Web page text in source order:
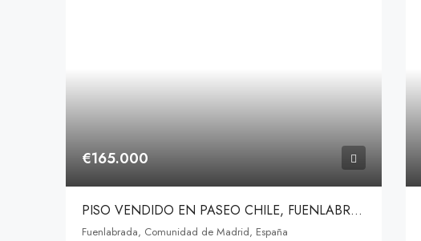
€165.000
PISO VENDIDO EN PASEO CHILE, FUENLABRADA
Fuenlabrada, Comunidad de Madrid, España